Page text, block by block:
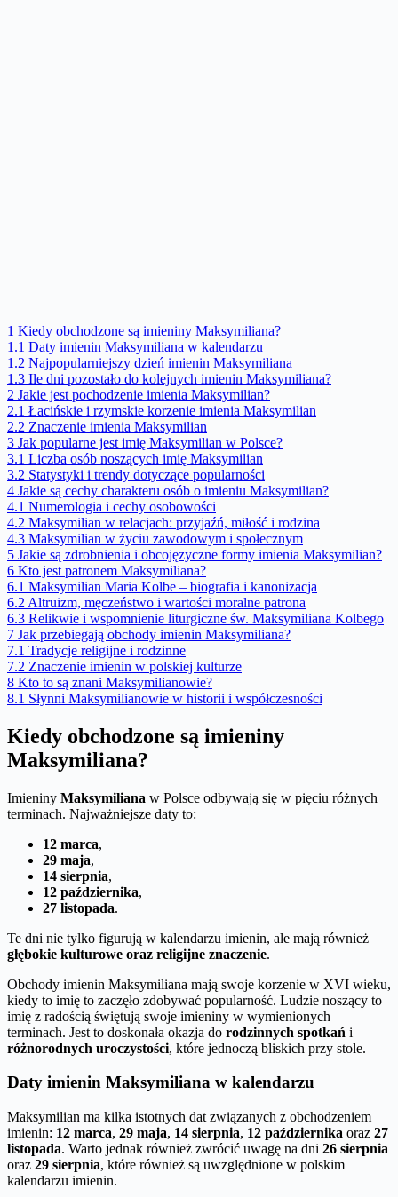
1 Kiedy obchodzone są imieniny Maksymiliana?
1.1 Daty imienin Maksymiliana w kalendarzu
1.2 Najpopularniejszy dzień imienin Maksymiliana
1.3 Ile dni pozostało do kolejnych imienin Maksymiliana?
2 Jakie jest pochodzenie imienia Maksymilian?
2.1 Łacińskie i rzymskie korzenie imienia Maksymilian
2.2 Znaczenie imienia Maksymilian
3 Jak popularne jest imię Maksymilian w Polsce?
3.1 Liczba osób noszących imię Maksymilian
3.2 Statystyki i trendy dotyczące popularności
4 Jakie są cechy charakteru osób o imieniu Maksymilian?
4.1 Numerologia i cechy osobowości
4.2 Maksymilian w relacjach: przyjaźń, miłość i rodzina
4.3 Maksymilian w życiu zawodowym i społecznym
5 Jakie są zdrobnienia i obcojęzyczne formy imienia Maksymilian?
6 Kto jest patronem Maksymiliana?
6.1 Maksymilian Maria Kolbe – biografia i kanonizacja
6.2 Altruizm, męczeństwo i wartości moralne patrona
6.3 Relikwie i wspomnienie liturgiczne św. Maksymiliana Kolbego
7 Jak przebiegają obchody imienin Maksymiliana?
7.1 Tradycje religijne i rodzinne
7.2 Znaczenie imienin w polskiej kulturze
8 Kto to są znani Maksymilianowie?
8.1 Słynni Maksymilianowie w historii i współczesności
Kiedy obchodzone są imieniny
Maksymiliana?
Imieniny Maksymiliana w Polsce odbywają się w pięciu różnych
terminach. Najważniejsze daty to:
12 marca,
29 maja,
14 sierpnia,
12 października,
27 listopada.
Te dni nie tylko figurują w kalendarzu imienin, ale mają również
głębokie kulturowe oraz religijne znaczenie.
Obchody imienin Maksymiliana mają swoje korzenie w XVI wieku,
kiedy to imię to zaczęło zdobywać popularność. Ludzie noszący to
imię z radością świętują swoje imieniny w wymienionych
terminach. Jest to doskonała okazja do rodzinnych spotkań i
różnorodnych uroczystości, które jednoczą bliskich przy stole.
Daty imienin Maksymiliana w kalendarzu
Maksymilian ma kilka istotnych dat związanych z obchodzeniem
imienin: 12 marca, 29 maja, 14 sierpnia, 12 października oraz 27
listopada. Warto jednak również zwrócić uwagę na dni 26 sierpnia
oraz 29 sierpnia, które również są uwzględnione w polskim
kalendarzu imienin.